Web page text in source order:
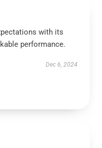
with its
performance.
Dec 6, 2024